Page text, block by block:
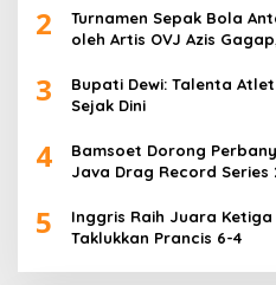
2
Turnamen Sepak Bola
oleh Artis OVJ Azis
3
Bupati Dewi: Talenta
Sejak Dini
4
Bamsoet Dorong
Java Drag Record Series
5
Inggris Raih Juara Ketiga
Taklukkan Prancis 6-4